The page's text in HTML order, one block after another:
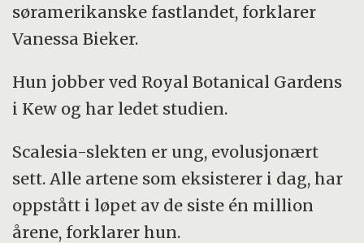
søramerikanske fastlandet, forklarer
Vanessa Bieker.
Hun jobber ved Royal Botanical Gardens
i Kew og har ledet studien.
Scalesia-slekten er ung, evolusjonært
sett. Alle artene som eksisterer i dag, har
oppstått i løpet av de siste én million
årene, forklarer hun.